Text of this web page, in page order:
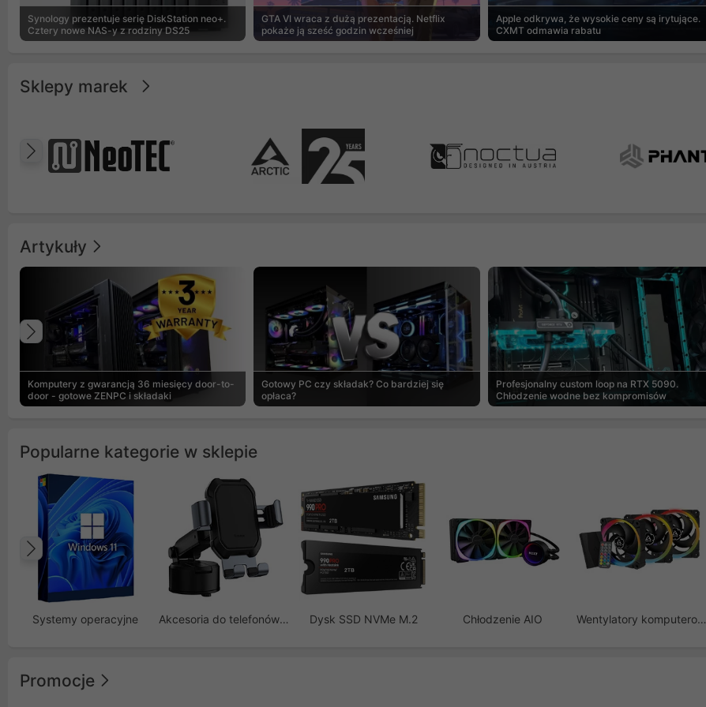
Synology prezentuje serię DiskStation neo+.
Cztery nowe NAS-y z rodziny DS25
GTA VI wraca z dużą prezentacją. Netflix
pokaże ją sześć godzin wcześniej
Apple odkrywa, że wysokie ceny są irytujące.
CXMT odmawia rabatu
Sklepy marek
Poprzedni
Artykuły
Komputery z gwarancją 36 miesięcy door-to-
door - gotowe ZENPC i składaki
Gotowy PC czy składak? Co bardziej się
opłaca?
Profesjonalny custom loop na RTX 5090.
Chłodzenie wodne bez kompromisów
Poprzedni
Popularne kategorie w sklepie
Systemy operacyjne Akcesoria do telefonów GSM Dysk SSD NVMe M.2 Chłodzenie AIO Wentylatory komputerowe
Poprzedni
Promocje